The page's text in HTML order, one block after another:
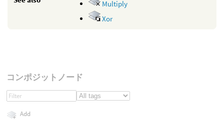
Multiply
Xor
コンポジットノード
Add